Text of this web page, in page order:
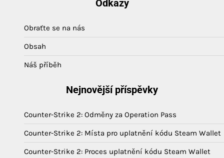
Odkazy
Obraťte se na nás
Obsah
Náš příběh
Nejnovější příspěvky
Counter-Strike 2: Odměny za Operation Pass
Counter-Strike 2: Místa pro uplatnění kódu Steam Wallet
Counter-Strike 2: Proces uplatnění kódu Steam Wallet